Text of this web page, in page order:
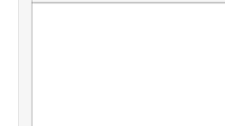
Вставить защищенную
Вставить смайлик
Вставка